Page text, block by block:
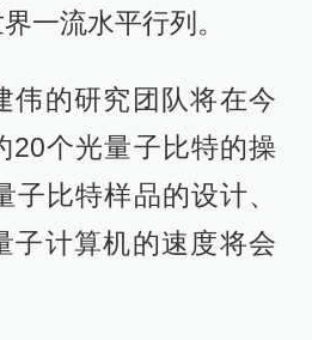
一流水平行列。
伟的研究团队将在今
20个光量子比特的操
子比特样品的设计、
子计算机的速度将会